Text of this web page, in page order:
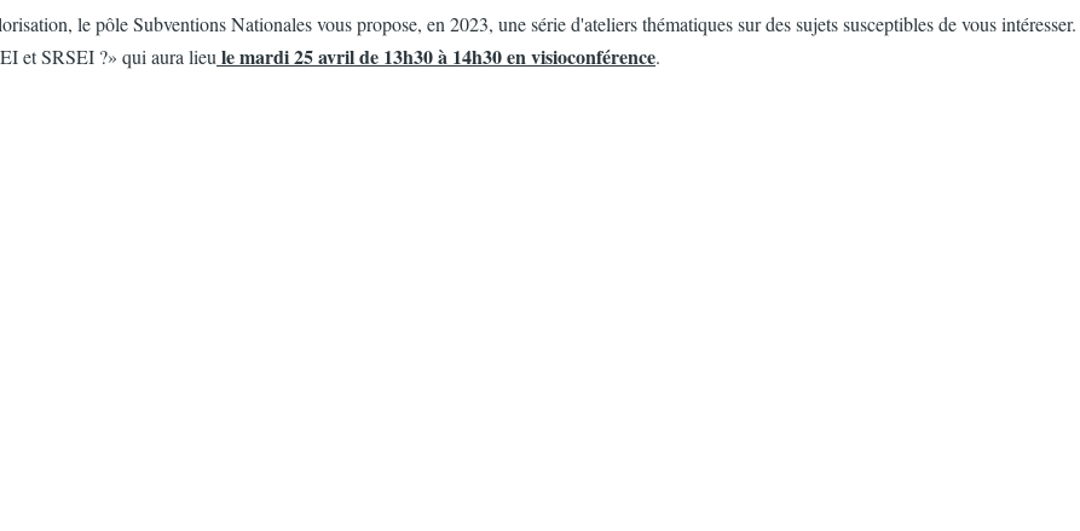
le pôle Subventions Nationales vous propose, en 2023, une série d'ateliers thématiques sur des sujets susceptibles de vous intéresser.
et SRSEI ?» qui aura lieule mardi 25 avril de 13h30 à 14h30 en visioconférence.